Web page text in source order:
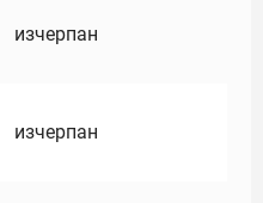
изчерпан
изчерпан